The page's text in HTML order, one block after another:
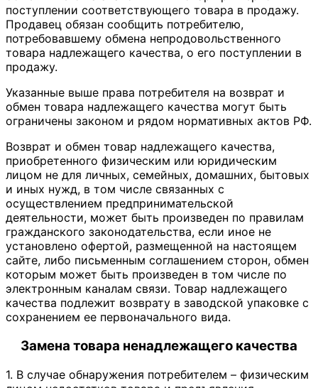
поступлении соответствующего товара в продажу.
Продавец обязан сообщить потребителю,
потребовавшему обмена непродовольственного
товара надлежащего качества, о его поступлении в
продажу.
Указанные выше права потребителя на возврат и
обмен товара надлежащего качества могут быть
ограничены законом и рядом нормативных актов РФ.
Возврат и обмен товар надлежащего качества,
приобретенного физическим или юридическим
лицом не для личных, семейных, домашних, бытовых
и иных нужд, в том числе связанных с
осуществлением предпринимательской
деятельности, может быть произведен по правилам
гражданского законодательства, если иное не
установлено офертой, размещенной на настоящем
сайте, либо письменным соглашением сторон, обмен
которым может быть произведен в том числе по
электронным каналам связи. Товар надлежащего
качества подлежит возврату в заводской упаковке с
сохранением ее первоначального вида.
Замена товара ненадлежащего качества
1. В случае обнаружения потребителем – физическим